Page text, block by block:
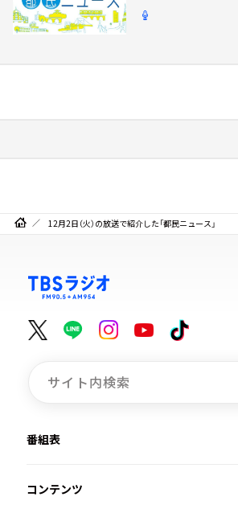
12月2日（火）の放送で紹介した「都民ニュース」
番組表
コンテンツ